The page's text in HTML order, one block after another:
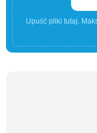
Upuść pliki tutaj.